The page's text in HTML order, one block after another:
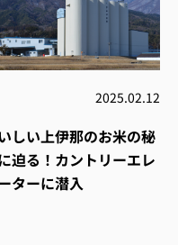
2025.02.12
しい上伊那のお米の秘
迫る！カントリーエレ
ターに潜入